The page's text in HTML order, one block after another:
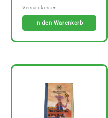
In den Warenkorb